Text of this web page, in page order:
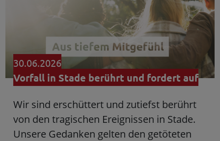
30.06.2026
Vorfall in Stade berührt und fordert auf
Wir sind erschüttert und zutiefst berührt
von den tragischen Ereignissen in Stade.
Unsere Gedanken gelten den getöteten